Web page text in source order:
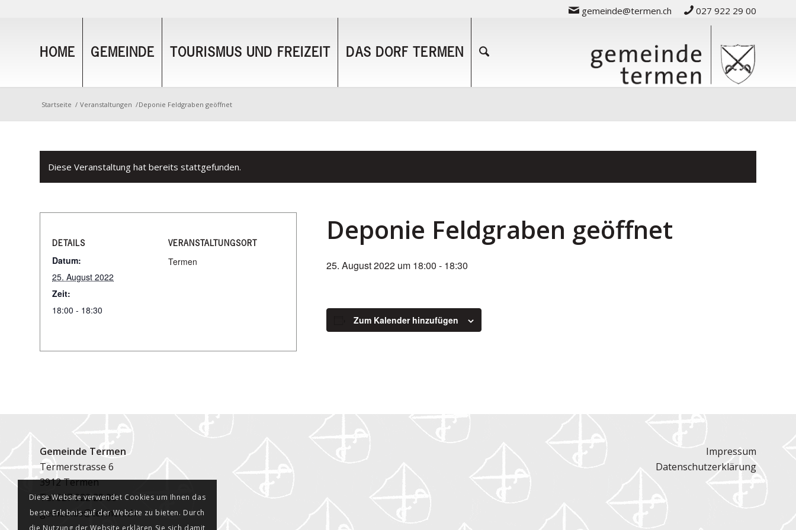
gemeinde@termen.ch 027 922 29 00
HOME GEMEINDE TOURISMUS UND FREIZEIT DAS DORF TERMEN
Startseite / Veranstaltungen /Deponie Feldgraben geöffnet
Diese Veranstaltung hat bereits stattgefunden.
Deponie Feldgraben geöffnet
25. August 2022 um 18:00 - 18:30
Zum Kalender hinzufügen
DETAILS
Datum:
25. August 2022
Zeit:
18:00 - 18:30
VERANSTALTUNGSORT
Termen
Gemeinde Termen
Termerstrasse 6
3912 Termen
Tel027 922 29 00
gemeinde@termen.ch
Impressum
Datenschutzerklärung
Diese Website verwendet Cookies um Ihnen das
beste Erlebnis auf der Website zu bieten. Durch